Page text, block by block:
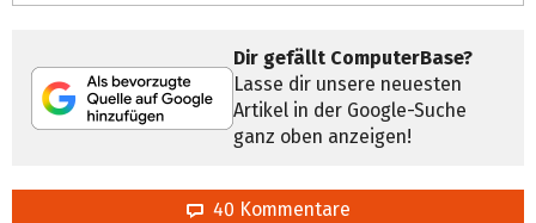
Dir gefällt ComputerBase?
Lasse dir unsere neuesten
Artikel in der Google-Suche
ganz oben anzeigen!
40 Kommentare